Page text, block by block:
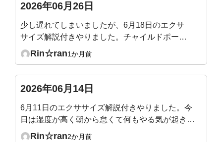
2026年06月26日
少し遅れてしまいましたが、6月18日のエクサ
サイズ解説付きやりました。チャイルドポーズ
で骨盤だけ後傾するのが意外と難しかったで
Rin☆ran1か月前
2026年06月14日
6月11日のエクササイズ解説付きやりました。今
日は湿度が高く朝から怠くて何もやる気が起きな
かったのですが、ライブ1時間をやっているうち
Rin☆ran2か月前